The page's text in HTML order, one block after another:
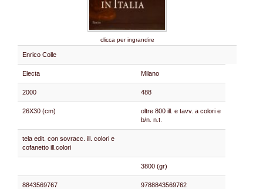
clicca per ingrandire
Enrico Colle
Electa Milano
2000 488
26X30 (cm)
oltre 800 ill. e tavv. a colori e
b/n. n.t.
tela edit. con sovracc. ill. colori e
cofanetto ill.colori
3800 (gr)
8843569767 9788843569762